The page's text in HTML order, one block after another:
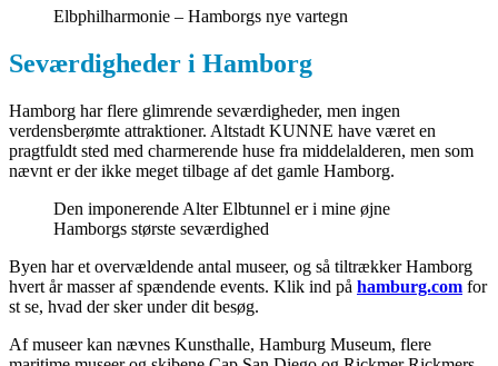
Elbphilharmonie – Hamborgs nye vartegn
Seværdigheder i Hamborg
Hamborg har flere glimrende seværdigheder, men ingen
verdensberømte attraktioner. Altstadt KUNNE have været en
pragtfuldt sted med charmerende huse fra middelalderen, men som
nævnt er der ikke meget tilbage af det gamle Hamborg.
Den imponerende Alter Elbtunnel er i mine øjne
Hamborgs største seværdighed
Byen har et overvældende antal museer, og så tiltrækker Hamborg
hvert år masser af spændende events. Klik ind på hamburg.com for
st se, hvad der sker under dit besøg.
Af museer kan nævnes Kunsthalle, Hamburg Museum, flere